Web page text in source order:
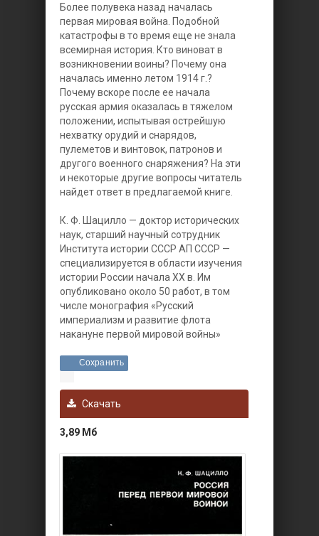
Более полувека назад началась
первая мировая война. Подобной
катастрофы в то время еще не знала
всемирная история. Кто виноват в
возникновении воины? Почему она
началась именно летом 1914 г.?
Почему вскоре после ее начала
русская армия оказалась в тяжелом
положении, испытывая острейшую
нехватку орудий и снарядов,
пулеметов и винтовок, патронов и
другого военного снаряжения? На эти
и некоторые другие вопросы читатель
найдет ответ в предлагаемой книге.
К. Ф. Шацилло — доктор исторических
наук, старший научный сотрудник
Института истории СССР АП СССР —
специализируется в области изучения
истории России начала XX в. Им
опубликовано около 50 работ, в том
числе монография «Русский
империализм и развитие флота
накануне первой мировой войны»
Сохранить
Скачать
3,89 Мб